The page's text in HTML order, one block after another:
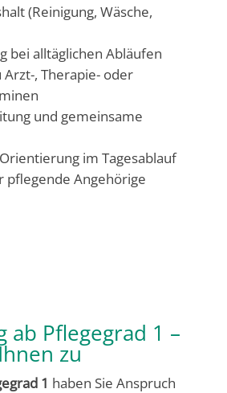
(Reinigung, Wäsche,
bei alltäglichen Abläufen
Arzt-, Therapie- oder
und gemeinsame
im Tagesablauf
pflegende Angehörige
ab Pflegegrad 1 –
zu
1 haben Sie Anspruch